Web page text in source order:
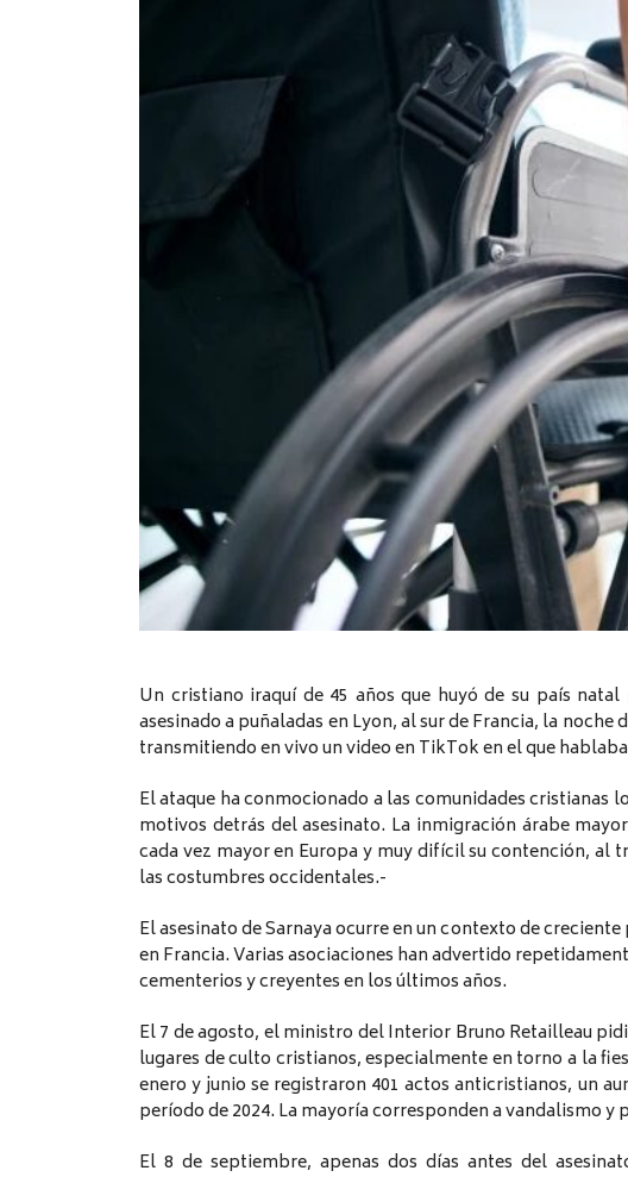
Un cristiano iraquí de 45 años que huyó de su país
asesinado a puñaladas en Lyon, al sur de Francia, la
transmitiendo en vivo un video en TikTok en el que
El ataque ha conmocionado a las comunidades cristianas
motivos detrás del asesinato. La inmigración árabe
cada vez mayor en Europa y muy difícil su contención, al
las costumbres occidentales.-
El asesinato de Sarnaya ocurre en un contexto de
en Francia. Varias asociaciones han advertido
cementerios y creyentes en los últimos años.
El 7 de agosto, el ministro del Interior Bruno Retailleau
lugares de culto cristianos, especialmente en torno a la
enero y junio se registraron 401 actos anticristianos, un
período de 2024. La mayoría corresponden a vandalismo y
El 8 de septiembre, apenas dos días antes del